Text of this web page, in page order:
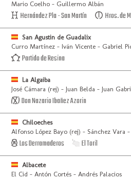
Mario Coelho - Guillermo Albán
Hernández Pla - San Martín Hros. de
San Agustin de Guadalix
Curro Martínez - Iván Vicente - Gabriel
Partido de Resina
La Algaiba
José Cámara (rej) - Juan Belda - Juan
Don Nazario Ibañez Azorin
Chiloeches
Alfonso López Bayo (rej) - Sánchez Vara
Los Derramaderos El Toril
Albacete
El Cid - Antón Cortés - Andrés Palacios